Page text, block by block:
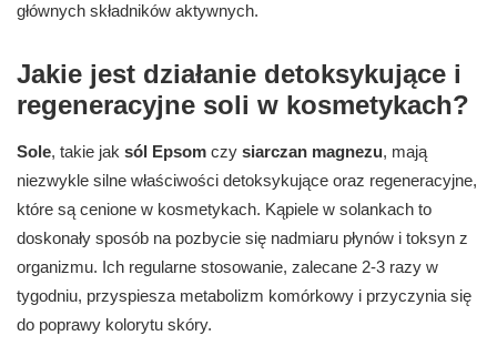
głównych składników aktywnych.
Jakie jest działanie detoksykujące i
regeneracyjne soli w kosmetykach?
Sole, takie jak sól Epsom czy siarczan magnezu, mają
niezwykle silne właściwości detoksykujące oraz regeneracyjne,
które są cenione w kosmetykach. Kąpiele w solankach to
doskonały sposób na pozbycie się nadmiaru płynów i toksyn z
organizmu. Ich regularne stosowanie, zalecane 2-3 razy w
tygodniu, przyspiesza metabolizm komórkowy i przyczynia się
do poprawy kolorytu skóry.